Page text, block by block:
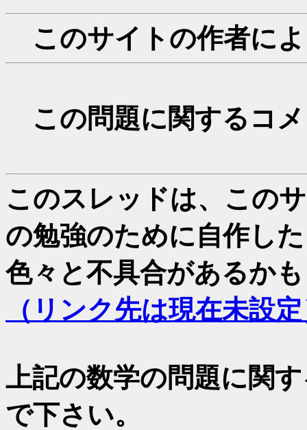
このサイトの作者に
この問題に関するコ
このスレッドは、この
の勉強のために自作し
色々と不具合があるか
（リンク先は現在未設
上記の数学の問題に関
で下さい。